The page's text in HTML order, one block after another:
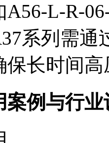
L-R-
系列需通
保长时间
案例与行业